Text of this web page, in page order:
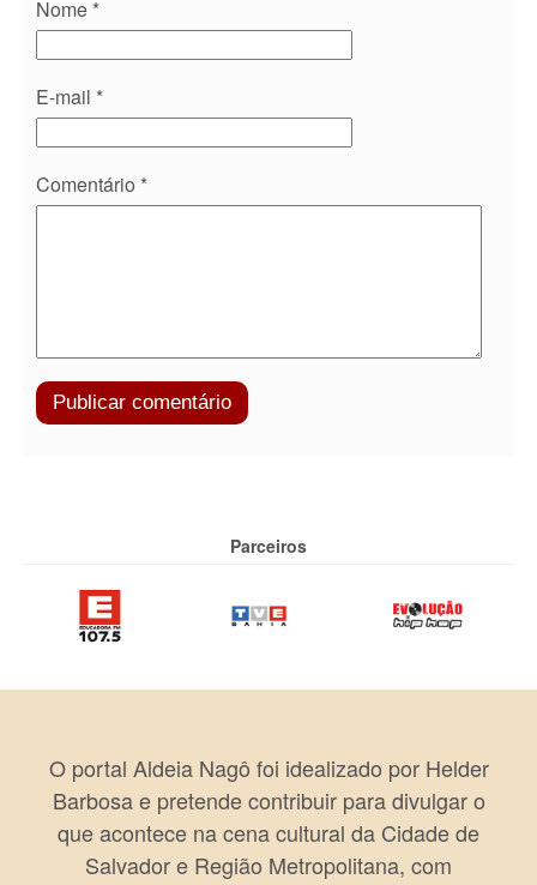
Nome *
E-mail *
Comentário *
Parceiros
O portal Aldeia Nagô foi idealizado por Helder
Barbosa e pretende contribuir para divulgar o
que acontece na cena cultural da Cidade de
Salvador e Região Metropolitana, com